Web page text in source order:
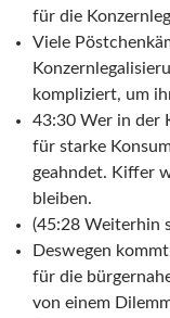
für die
Viele
kompliziert, um
43:30 Wer in der
für starke
geahndet. Kiffer
bleiben.
(45:28 Weiterhin
Deswegen
für die
von einem